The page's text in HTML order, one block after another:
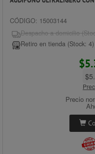
CÓDIGO: 15003144
Despacho a domicilio
Retiro en tienda (Stock: 4)
Precio